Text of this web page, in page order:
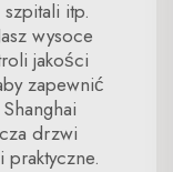
itp.
wysoce
jakości
zapewnić
drzwi
praktyczne.